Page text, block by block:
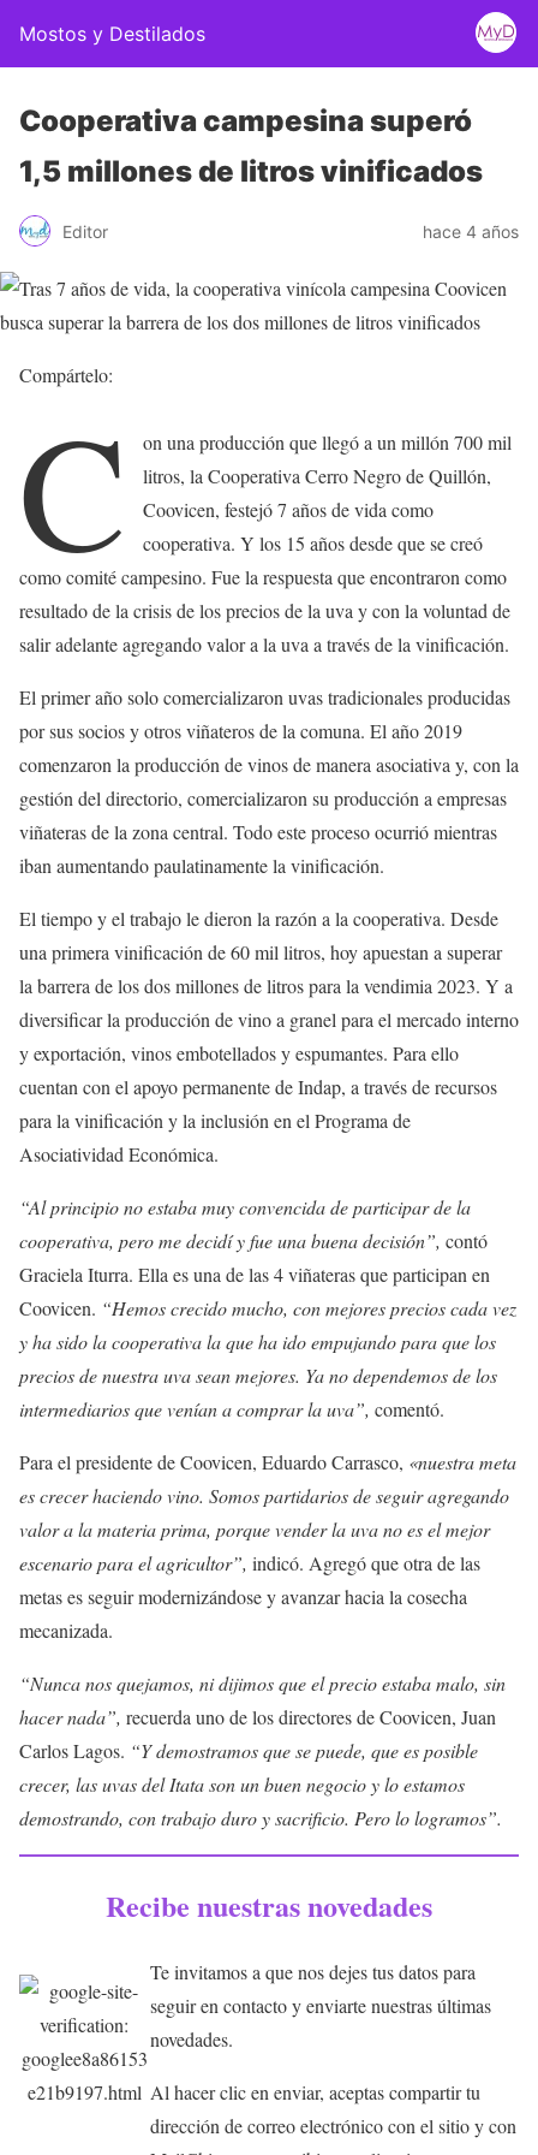
Mostos y Destilados
Cooperativa campesina superó
1,5 millones de litros vinificados
Editor hace 4 años
Compártelo:
C
on una producción que llegó a un millón 700 mil
litros, la Cooperativa Cerro Negro de Quillón,
Coovicen, festejó 7 años de vida como
cooperativa. Y los 15 años desde que se creó
como comité campesino. Fue la respuesta que encontraron como
resultado de la crisis de los precios de la uva y con la voluntad de
salir adelante agregando valor a la uva a través de la vinificación.
El primer año solo comercializaron uvas tradicionales producidas
por sus socios y otros viñateros de la comuna. El año 2019
comenzaron la producción de vinos de manera asociativa y, con la
gestión del directorio, comercializaron su producción a empresas
viñateras de la zona central. Todo este proceso ocurrió mientras
iban aumentando paulatinamente la vinificación.
El tiempo y el trabajo le dieron la razón a la cooperativa. Desde
una primera vinificación de 60 mil litros, hoy apuestan a superar
la barrera de los dos millones de litros para la vendimia 2023. Y a
diversificar la producción de vino a granel para el mercado interno
y exportación, vinos embotellados y espumantes. Para ello
cuentan con el apoyo permanente de Indap, a través de recursos
para la vinificación y la inclusión en el Programa de
Asociatividad Económica.
“Al principio no estaba muy convencida de participar de la
cooperativa, pero me decidí y fue una buena decisión”, contó
Graciela Iturra. Ella es una de las 4 viñateras que participan en
Coovicen. “Hemos crecido mucho, con mejores precios cada vez
y ha sido la cooperativa la que ha ido empujando para que los
precios de nuestra uva sean mejores. Ya no dependemos de los
intermediarios que venían a comprar la uva”, comentó.
Para el presidente de Coovicen, Eduardo Carrasco, «nuestra meta
es crecer haciendo vino. Somos partidarios de seguir agregando
valor a la materia prima, porque vender la uva no es el mejor
escenario para el agricultor”, indicó. Agregó que otra de las
metas es seguir modernizándose y avanzar hacia la cosecha
mecanizada.
“Nunca nos quejamos, ni dijimos que el precio estaba malo, sin
hacer nada”, recuerda uno de los directores de Coovicen, Juan
Carlos Lagos. “Y demostramos que se puede, que es posible
crecer, las uvas del Itata son un buen negocio y lo estamos
demostrando, con trabajo duro y sacrificio. Pero lo logramos”.
Recibe nuestras novedades
Te invitamos a que nos dejes tus datos para
seguir en contacto y enviarte nuestras últimas
novedades.
Al hacer clic en enviar, aceptas compartir tu
dirección de correo electrónico con el sitio y con